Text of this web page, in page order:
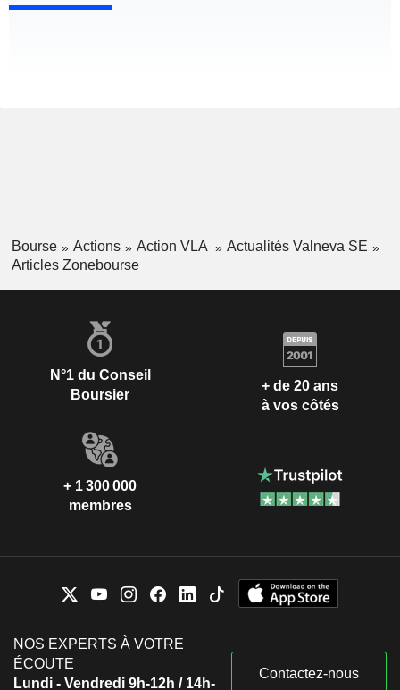
Bourse Actions Action VLA
Actualités Valneva SE
Articles Zonebourse
N°1 du Conseil
Boursier
+ de 20 ans
à vos côtés
+ 1 300 000
membres
NOS EXPERTS À VOTRE
ÉCOUTE
Lundi - Vendredi 9h-12h / 14h-
Contactez-nous